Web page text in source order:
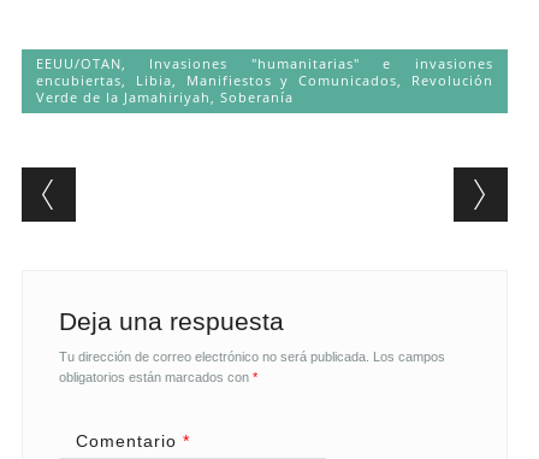
EEUU/OTAN, Invasiones "humanitarias" e invasiones
encubiertas, Libia, Manifiestos y Comunicados, Revolución
Verde de la Jamahiriyah, Soberanía
Post navigation
Deja una respuesta
Tu dirección de correo electrónico no será publicada. Los campos
obligatorios están marcados con *
Comentario *